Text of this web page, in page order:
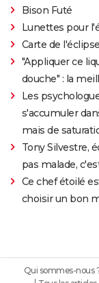
Bison Futé
Lunettes pour
Carte de
"Appliquer ce
douche" : la
Les
s'accumuler
mais de
Tony Silvestre,
pas malade,
Ce chef étoilé
choisir un bon
Qui sommes-nous